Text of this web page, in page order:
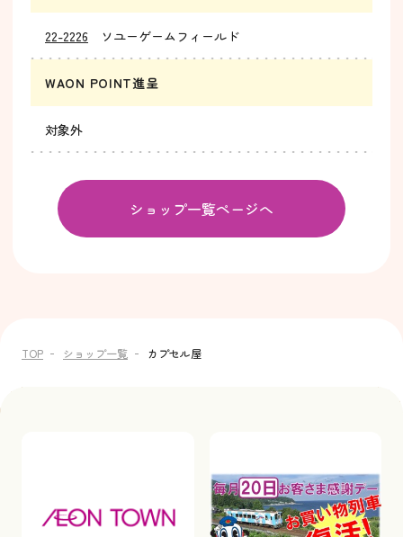
22-2226 ソユーゲームフィールド
WAON POINT進呈
対象外
ショップ一覧ページへ
TOP ショップ一覧 カプセル屋